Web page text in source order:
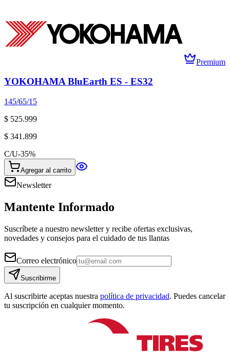
Premium
YOKOHAMA BluEarth ES - ES32
145/65/15
$ 525.999
$ 341.899
C/U-35%
Agregar al carrito
Newsletter
Mantente Informado
Suscríbete a nuestro newsletter y recibe ofertas exclusivas,
novedades y consejos para el cuidado de tus llantas
Correo electrónico
Suscribirme
Al suscribirte aceptas nuestra política de privacidad. Puedes cancelar
tu suscripción en cualquier momento.